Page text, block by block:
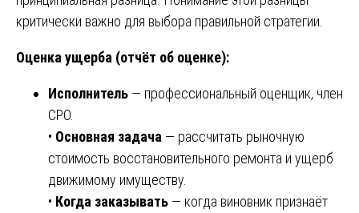
критически важно для выбора правильной стратегии.
Оценка ущерба (отчёт об оценке):
Исполнитель — профессиональный оценщик, член
СРО.
• Основная задача — рассчитать рыночную
стоимость восстановительного ремонта и ущерб
движимому имуществу.
• Когда заказывать — когда виновник признаёт